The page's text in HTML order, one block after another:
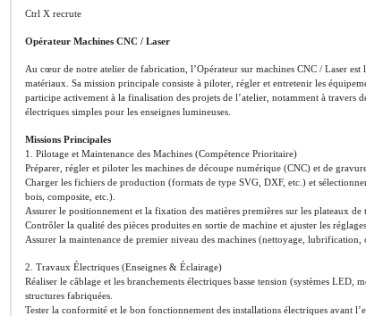
Ctrl X recrute
Opérateur Machines CNC / Laser
Au cœur de notre atelier de fabrication, l’Opérateur sur machines CNC / Laser
matériaux. Sa mission principale consiste à piloter, régler et entretenir les
participe activement à la finalisation des projets de l’atelier, notamment à travers
électriques simples pour les enseignes lumineuses.
Missions Principales
1. Pilotage et Maintenance des Machines (Compétence Prioritaire)
Préparer, régler et piloter les machines de découpe numérique (CNC) et de
Charger les fichiers de production (formats de type SVG, DXF, etc.) et
bois, composite, etc.).
Assurer le positionnement et la fixation des matières premières sur les plateaux de
Contrôler la qualité des pièces produites en sortie de machine et ajuster les réglages
Assurer la maintenance de premier niveau des machines (nettoyage,
2. Travaux Électriques (Enseignes & Éclairage)
Réaliser le câblage et les branchements électriques basse tension (systèmes LED,
structures fabriquées.
Tester la conformité et le bon fonctionnement des installations électriques avant